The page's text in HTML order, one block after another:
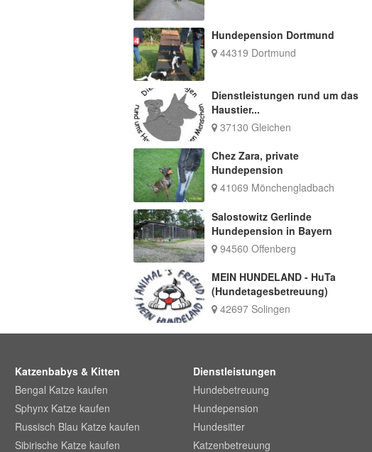
Hundepension Dortmund
44319 Dortmund
Dienstleistungen rund um das
Haustier...
37130 Gleichen
Chez Zara, private
Hundepension
41069 Mönchengladbach
Salostowitz Gerlinde
Hundepension in Bayern
94560 Offenberg
MEIN HUNDELAND - HuTa
(Hundetagesbetreuung)
42697 Solingen
Katzenbabys & Kitten
Bengal Katze kaufen
Sphynx Katze kaufen
Russisch Blau Katze kaufen
Sibirische Katze kaufen
Dienstleistungen
Hundebetreuung
Hundepension
Hundesitter
Katzenbetreuung